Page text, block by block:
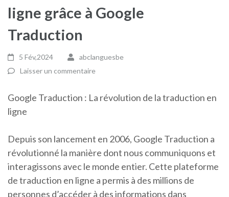
ligne grâce à Google
Traduction
5 Fév,2024
abclanguesbe
Laisser un commentaire
Google Traduction : La révolution de la traduction en
ligne
Depuis son lancement en 2006, Google Traduction a
révolutionné la manière dont nous communiquons et
interagissons avec le monde entier. Cette plateforme
de traduction en ligne a permis à des millions de
personnes d’accéder à des informations dans